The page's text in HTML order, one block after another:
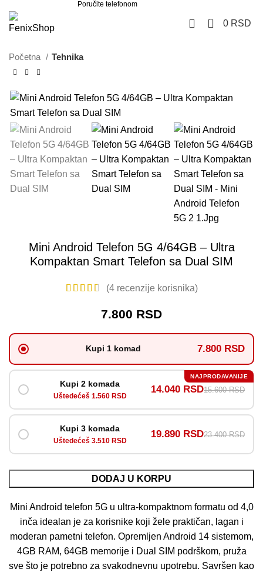
Poručite telefonom
0 0 RSD
Početna Tehnika
Mini Android Telefon 5G 4/64GB – Ultra
Kompaktan Smart Telefon sa Dual SIM
(4recenzije korisnika)
7.800 RSD
Kupi 1 komad 7.800 RSD
Kupi 2 komada
Uštedećeš 1.560 RSD
14.040 RSD15.600 RSD
NAJPRODAVANIJE
Kupi 3 komada
Uštedećeš 3.510 RSD
19.890 RSD23.400 RSD
DODAJ U KORPU
Mini Android telefon 5G u ultra-kompaktnom formatu od 4,0
inča idealan je za korisnike koji žele praktičan, lagan i
moderan pametni telefon. Opremljen Android 14 sistemom,
4GB RAM, 64GB memorije i Dual SIM podrškom, pruža
sve što je potrebno za svakodnevnu upotrebu. Savršen kao